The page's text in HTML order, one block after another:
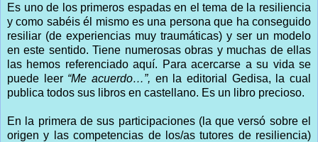
Es uno de los primeros espadas en el tema de la resiliencia
y como sabéis él mismo es una persona que ha conseguido
resiliar (de experiencias muy traumáticas) y ser un modelo
en este sentido. Tiene numerosas obras y muchas de ellas
las hemos referenciado aquí. Para acercarse a su vida se
puede leer “Me acuerdo…”, en la editorial Gedisa, la cual
publica todos sus libros en castellano. Es un libro precioso.
En la primera de sus participaciones (la que versó sobre el
origen y las competencias de los/as tutores de resiliencia)